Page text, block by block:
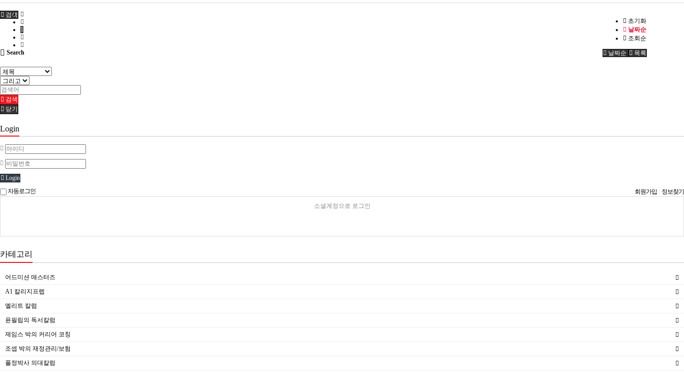
초기화
날짜순
조회순
날짜순 목록
검색
1
Search
검색
닫기
Login
Login
자동로그인
회원가입
정보찾기
소셜계정으로 로그인
카테고리
어드미션 매스터즈
A1 칼리지프렙
엘리트 칼럼
윤필립의 독서칼럼
제임스 박의 커리어 코칭
조셉 박의 재정관리/보험
폴정박사 의대칼럼